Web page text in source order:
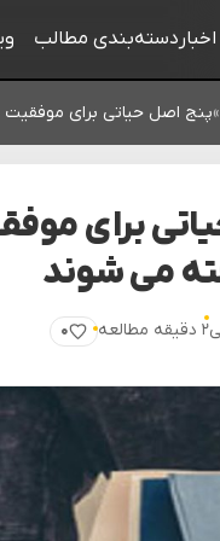
اخبار دسته‌بندی مطالب
»پنج اصل حیاتی برای
برای
می شوند
۲ دقیقه مطالعه ۰
پسندیدن